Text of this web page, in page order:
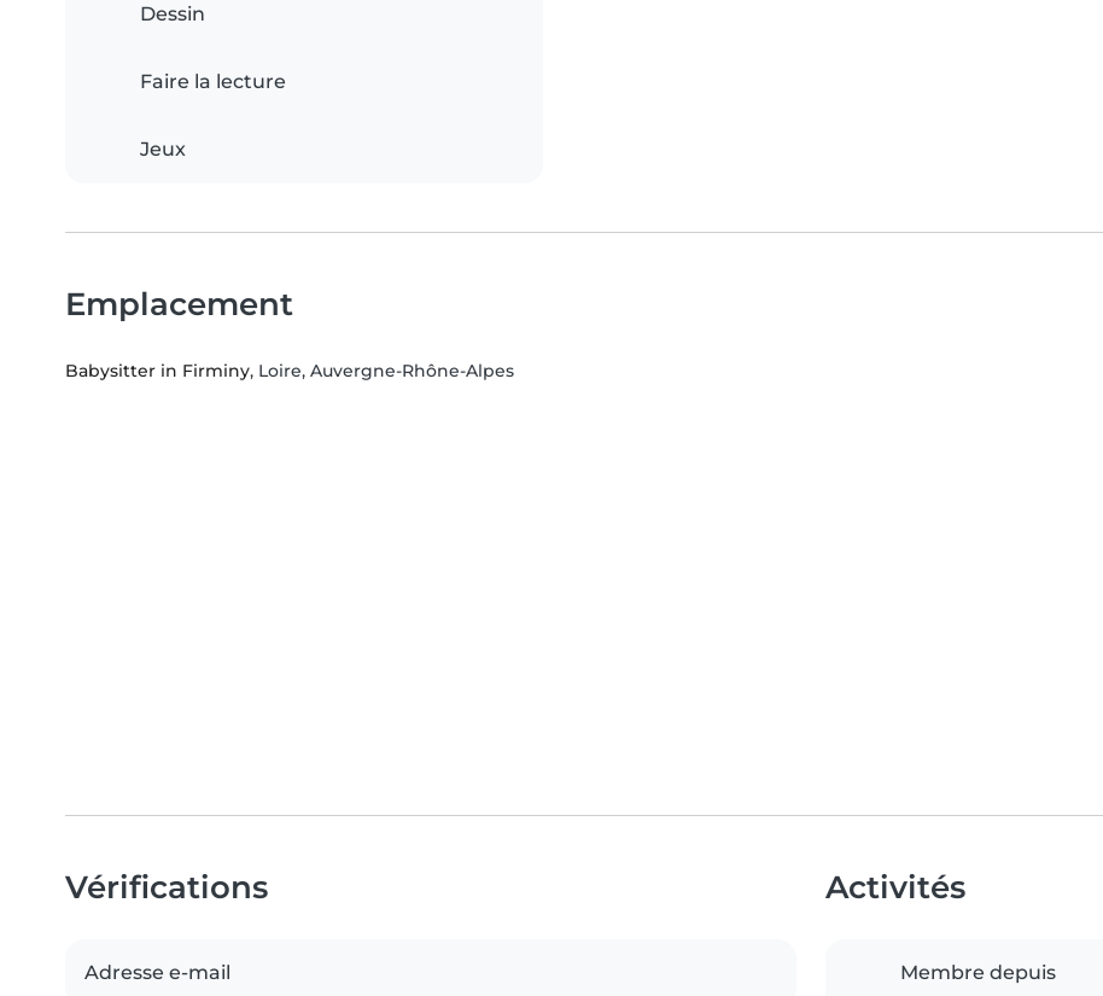
Dessin
Faire la lecture
Jeux
Emplacement
Babysitter in Firminy, Loire, Auvergne-Rhône-Alpes
Vérifications
Adresse e-mail
Activités
Membre depuis